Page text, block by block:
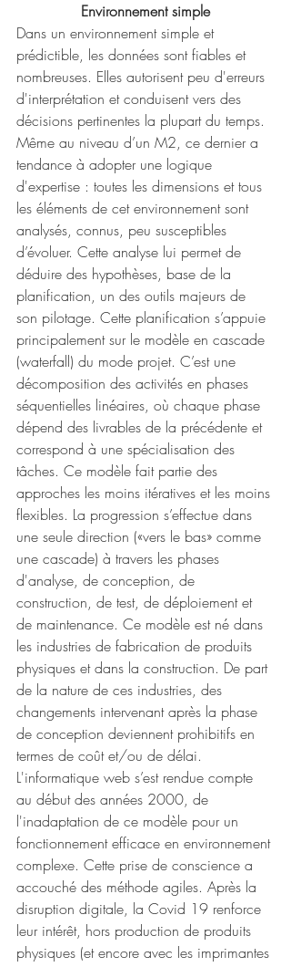
Environnement simple
Dans un environnement simple et
prédictible, les données sont fiables et
nombreuses. Elles autorisent peu d'erreurs
d'interprétation et conduisent vers des
décisions pertinentes la plupart du temps.
Même au niveau d’un M2, ce dernier a
tendance à adopter une logique
d'expertise : toutes les dimensions et tous
les éléments de cet environnement sont
analysés, connus, peu susceptibles
d’évoluer. Cette analyse lui permet de
déduire des hypothèses, base de la
planification, un des outils majeurs de
son pilotage. Cette planification s’appuie
principalement sur le modèle en cascade
(waterfall) du mode projet. C’est une
décomposition des activités en phases
séquentielles linéaires, où chaque phase
dépend des livrables de la précédente et
correspond à une spécialisation des
tâches. Ce modèle fait partie des
approches les moins itératives et les moins
flexibles. La progression s’effectue dans
une seule direction («vers le bas» comme
une cascade) à travers les phases
d'analyse, de conception, de
construction, de test, de déploiement et
de maintenance. Ce modèle est né dans
les industries de fabrication de produits
physiques et dans la construction. De part
de la nature de ces industries, des
changements intervenant après la phase
de conception deviennent prohibitifs en
termes de coût et/ou de délai.
L'informatique web s’est rendue compte
au début des années 2000, de
l'inadaptation de ce modèle pour un
fonctionnement efficace en environnement
complexe. Cette prise de conscience a
accouché des méthode agiles. Après la
disruption digitale, la Covid 19 renforce
leur intérêt, hors production de produits
physiques (et encore avec les imprimantes